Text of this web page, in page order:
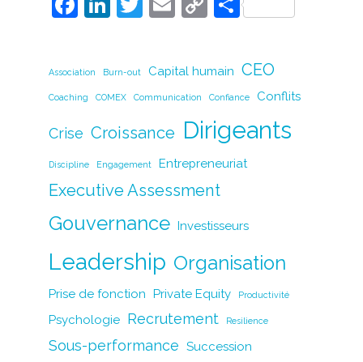
e
b
o
o
k
e
dI
n
er l
y
Li
n
k
ta
g
er
Association Burn-out Capital humain CEO
Coaching COMEX Communication Confiance Conflits
Crise Croissance Dirigeants
Discipline Engagement Entrepreneuriat
Executive Assessment
Gouvernance Investisseurs
Leadership Organisation
Prise de fonction Private Equity Productivité
Psychologie Recrutement Resilience
Sous-performance Succession